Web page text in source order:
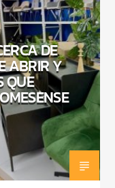
DE
ABRIR Y
QUE